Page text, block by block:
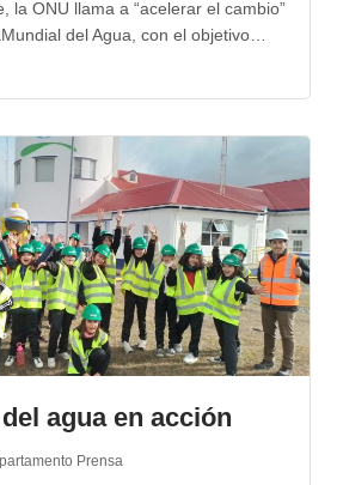
la ONU llama a “acelerar el cambio”
del Agua, con el objetivo…
agua en acción
Prensa